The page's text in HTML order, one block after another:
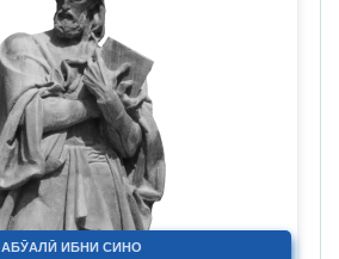
АБӮАЛӢ ИБНИ СИНО